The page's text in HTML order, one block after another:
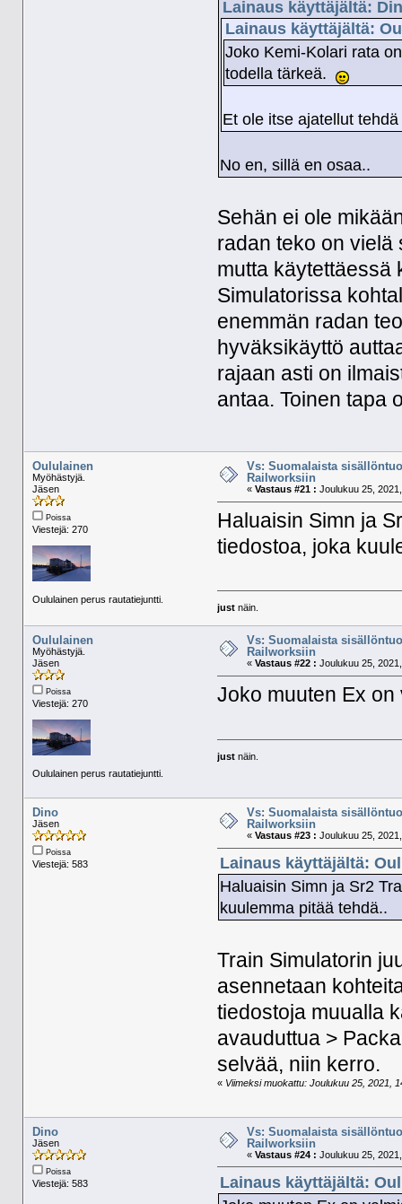
Lainaus käyttäjältä:
Lainaus käyttäjältä:
Joko Kemi-Kolari rata
todella tärkeä.
Et ole itse ajatellut
No en, sillä en osaa..
Sehän ei ole
radan teko on vielä
mutta käytettäessä
Simulatorissa
enemmän radan
hyväksikäyttö
rajaan asti on
antaa. Toinen tapa
Oululainen
Myöhästyjä.
Jäsen
Poissa
Viestejä: 270
Oululainen perus rautatiejuntti.
Vs: Suomalaista
Railworksiin
« Vastaus #21 : Joulukuu 25,
Haluaisin Simn ja
tiedostoa, joka
just näin.
Oululainen
Myöhästyjä.
Jäsen
Poissa
Viestejä: 270
Oululainen perus rautatiejuntti.
Vs: Suomalaista
Railworksiin
« Vastaus #22 : Joulukuu 25,
Joko muuten Ex
just näin.
Dino
Jäsen
Poissa
Viestejä: 583
Vs: Suomalaista
Railworksiin
« Vastaus #23 : Joulukuu 25,
Lainaus käyttäjältä:
Haluaisin Simn ja Sr2
kuulemma pitää tehdä..
Train Simulatorin
asennetaan
tiedostoja muualla
avauduttua >
selvää, niin kerro.
« Viimeksi muokattu: Joulukuu 25, 2021,
Dino
Jäsen
Poissa
Viestejä: 583
Vs: Suomalaista
Railworksiin
« Vastaus #24 : Joulukuu 25,
Lainaus käyttäjältä: